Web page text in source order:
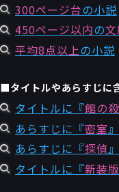
300ページ台の小説
450ページ以内の
平均8点以上の小説
■タイトルやあらすじに
タイトルに『館の
あらすじに『密室 』
あらすじに『探偵』
タイトルに『新装版